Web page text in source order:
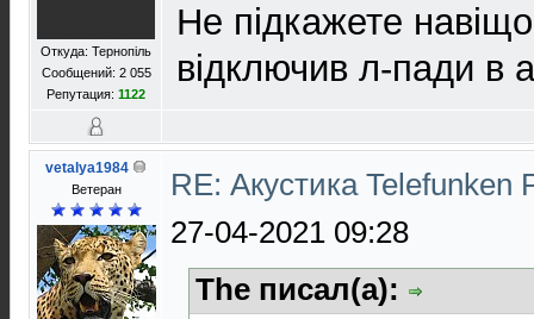
Откуда: Тернопіль
Сообщений: 2 055
Репутация: 1122
Не підкажете
відключив л-пади в
vetalya1984
Ветеран
RE: Акустика
27-04-2021 09:28
The писал(а):